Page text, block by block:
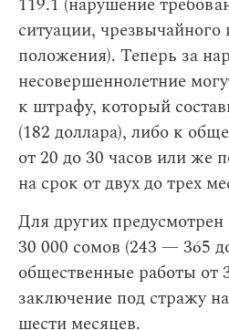
ситуации, чрезвычайного
положения). Теперь за
несовершеннолетние
к штрафу, который
(182 доллара), либо к
от 20 до 30 часов или же
на срок от двух до трех
Для других
30 000 сомов (243 — 365
общественные работы от
заключение под стражу
шести месяцев.